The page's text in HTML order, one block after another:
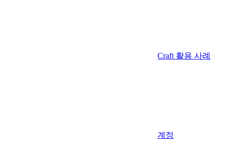
Craft 활용 사례
계정